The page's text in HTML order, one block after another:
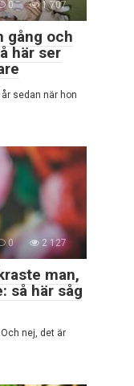
0 1 707
gång och
här ser
sedan när hon
0 2 127
man,
så här såg
nej, det är